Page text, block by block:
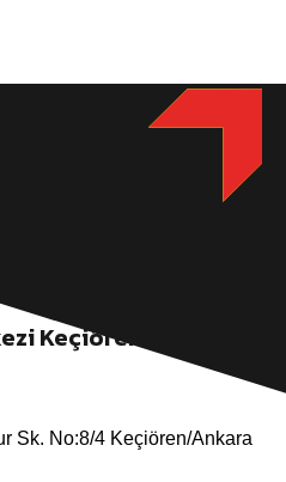
Keçiören
Sk. No:8/4 Keçiören/Ankara